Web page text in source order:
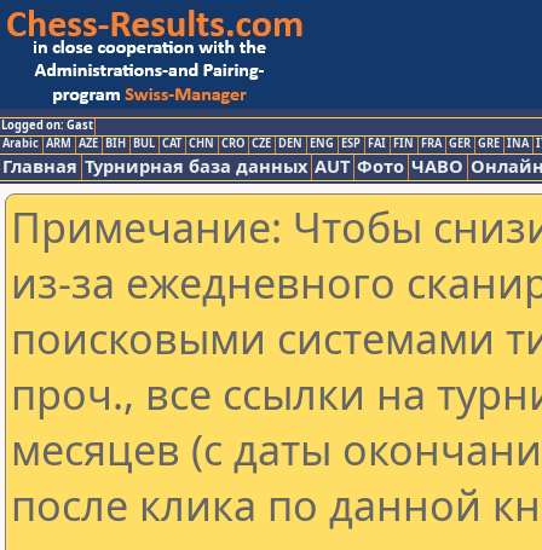
Logged on: Gast
Arabic ARM AZE BIH BUL CAT CHN CRO CZE DEN ENG ESP FAI FIN FRA GER GRE INA
Главная Турнирная база данных AUT Фото ЧАВО
Примечание: Чтобы
из-за ежедневного
поисковыми системами
проч., все ссылки на
месяцев (с даты
после клика по данной